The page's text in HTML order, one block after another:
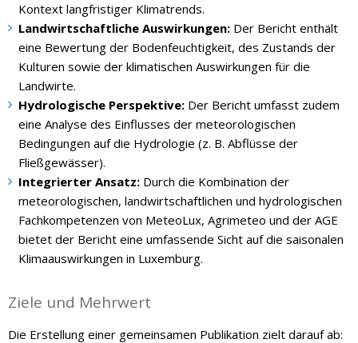
Kontext langfristiger Klimatrends.
Landwirtschaftliche Auswirkungen: Der Bericht enthält
eine Bewertung der Bodenfeuchtigkeit, des Zustands der
Kulturen sowie der klimatischen Auswirkungen für die
Landwirte.
Hydrologische Perspektive: Der Bericht umfasst zudem
eine Analyse des Einflusses der meteorologischen
Bedingungen auf die Hydrologie (z. B. Abflüsse der
Fließgewässer).
Integrierter Ansatz: Durch die Kombination der
meteorologischen, landwirtschaftlichen und hydrologischen
Fachkompetenzen von MeteoLux, Agrimeteo und der AGE
bietet der Bericht eine umfassende Sicht auf die saisonalen
Klimaauswirkungen in Luxemburg.
Ziele und Mehrwert
Die Erstellung einer gemeinsamen Publikation zielt darauf ab: